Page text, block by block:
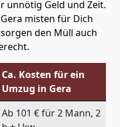
unnötig Geld und Zeit.
misten für Dich
den Müll auch
Ca. Kosten für ein
Umzug in Gera
Ab 101 € für 2 Mann, 2